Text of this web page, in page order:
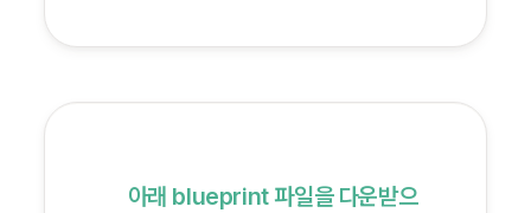
아래 blueprint 파일을 다운받으